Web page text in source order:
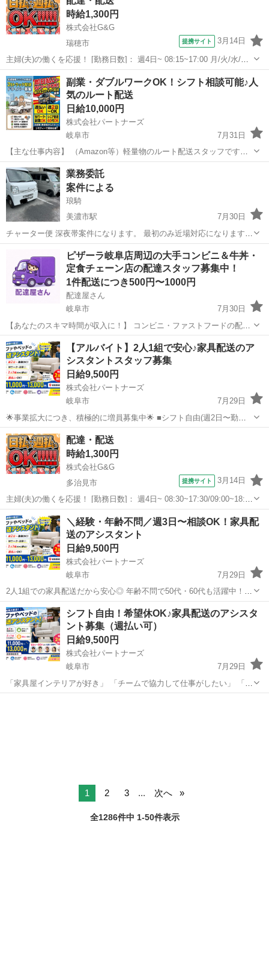
です！ ※午前4件〜6件、午後2件〜4件程度 【例】一日の流れ 7時 出
勤 ...
時給1,300円
株式会社G&G
瑞穂市
提携サイト 3月14日
主婦(夫)の働くを応援！ [勤務日数]： 週4日~ 08:15~17:00 月/火/水/木/
金 などから選べます [勤務地・最寄駅]： 岐阜県瑞穂市牛牧 【派遣
元】株式会社G&G [職種名]：配達・配送 [求人概要...
岐阜 瑞穂市 配送
副業・ダブルワークOK！シフト相談可能♪人
気のルート配送
日給10,000円
株式会社パートナーズ
岐阜市
7月31日
【主な仕事内容】 （Amazon等）軽量物のルート配送スタッフです。
個人宅ではなく、各営業所に配送する形なので 配送の件数はかなり少
なめです♪ ◎2tトラックで午前4件〜6件 午後2件〜4件の配送 【例】
一日...
岐阜 岐阜市 配送
業務委託
案件による
琅騎
美濃市駅
7月30日
チャーター便 深夜帯案件になります。 最初のみ近場対応になります。
2回目以降行き先は選べます。 月一回あるかないか！ 報酬は1万5千
円〜7万以上 【応募条件】 ・チャーター案件のみ希望の方は、宅配...
美濃市駅 配送 チャーター便
ピザーラ岐阜店周辺の大手コンビニ＆牛丼・
定食チェーン店の配達スタッフ募集中！
1件配送につき500円〜1000円
配達屋さん
岐阜市
7月30日
【あなたのスキマ時間が収入に！】 コンビニ・ファストフードの配達
バイト、始めませんか？ アプリで空いた時間にサクッと配達！ 配達す
るかどうかは、オファーを見てその場で自由に決められます♪
―――――――――― ...
岐阜 岐阜市 スタッフ
【アルバイト】2人1組で安心♪家具配送のア
シスタントスタッフ募集
日給9,500円
株式会社パートナーズ
岐阜市
7月29日
🌟事業拡大につき、積極的に増員募集中🌟 ■シフト自由(週2日〜勤務
OK！) ■無資格・未経験でも応募可能 ■日給9500円〜応相談 ◎働きや
岐阜 岐阜市 配送 スタッフ
配達・配送
時給1,300円
株式会社G&G
多治見市
提携サイト 3月14日
主婦(夫)の働くを応援！ [勤務日数]： 週4日~ 08:30~17:30/09:00~18:00
月/火/水/木/金 などから選べます [勤務地・最寄駅]： 岐阜県多治見市
明和町 【派遣元】株式会社G&G [職種名...
岐阜 多治見市 配送
＼経験・年齢不問／週3日〜相談OK！家具配
送のアシスタント
日給9,500円
株式会社パートナーズ
岐阜市
7月29日
2人1組での家具配送だから安心◎ 年齢不問で50代・60代も活躍中！
【仕事内容】 2tトラックの助手席に乗り、 ソファやベット、デスクな
どの家具を個人宅へ配送します。 チームで搬入・組立を行うので安心
♪ ...
岐阜 岐阜市 配送 助手席
シフト自由！希望休OK♪家具配送のアシスタ
ント募集（週払い可）
日給9,500円
株式会社パートナーズ
岐阜市
7月29日
「家具屋インテリアが好き」 「チームで協力して仕事がしたい」 「週
３日程度で無理なく働きたい」 「副業やダブルワークを探している」
1 2 3 ... 次へ
全1286件中 1-50件表示